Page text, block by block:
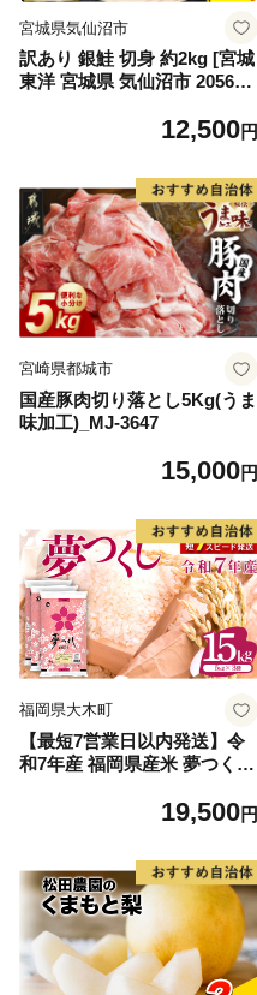
宮城県気仙沼市
訳あり 銀鮭 切身 約2kg [宮城
東洋 宮城県 気仙沼市 205649
格外 不揃い さけ サケ 鮭切身
切り身 魚 わけあり
12,500円
宮崎県都城市
国産豚肉切り落とし5Kg(うま
味加工)_MJ-3647
15,000円
福岡県大木町
【最短7営業日以内発送】令
和7年産 福岡県産米 夢つくし
19,500円